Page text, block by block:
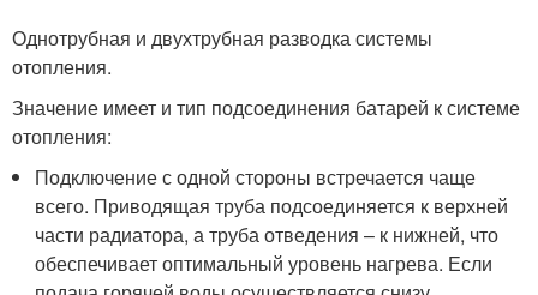
Однотрубная и двухтрубная разводка системы
отопления.
Значение имеет и тип подсоединения батарей к системе
отопления:
Подключение с одной стороны встречается чаще
всего. Приводящая труба подсоединяется к верхней
части радиатора, а труба отведения – к нижней, что
обеспечивает оптимальный уровень нагрева. Если